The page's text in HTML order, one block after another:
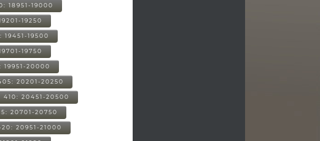
18951-19000
19250
19451-19500
19750
19951-20000
20201-20250
410: 20451-20500
20701-20750
20951-21000